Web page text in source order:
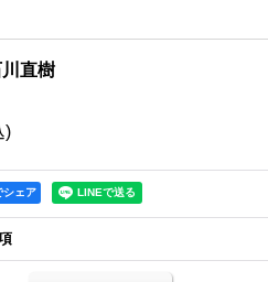
直樹
)
ェア